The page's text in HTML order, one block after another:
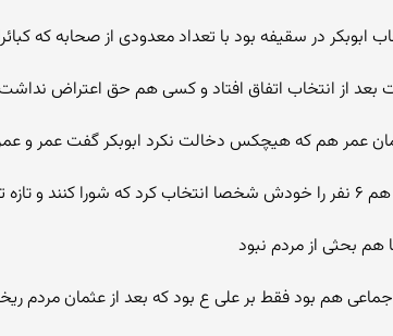
ابوبکر در سقیفه بود با تعداد معدودی از صحابه که
بعد از انتخاب اتفاق افتاد و کسی هم حق اعتراض
عمر هم که هیچکس دخالت نکرد ابوبکر گفت عمر
بود که اگر به اجماع نرسند کشته شوند و......
هم بحثی از مردم نبود
هم بود فقط بر علی ع بود که بعد از عثمان مردم